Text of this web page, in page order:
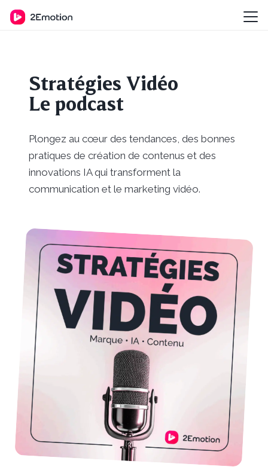
Stratégies Vidéo
Le podcast
Plongez au cœur des tendances, des bonnes
pratiques de création de contenus et des
innovations IA qui transforment la
communication et le marketing vidéo.